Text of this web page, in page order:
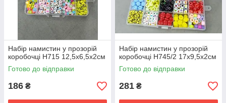
Набір намистин у прозорій
коробочці Н715 12,5х6,5х2см
Готово до відправки
186 ₴
Набір намистин у прозорій
коробочці Н745/2 17х9,5х2см
Готово до відправки
281 ₴